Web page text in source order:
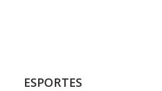
ESPORTES